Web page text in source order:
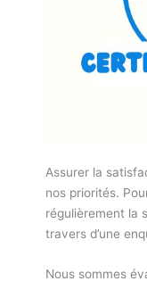
Assurer la
nos priorités.
régulièrement la
travers d’une
Nous sommes